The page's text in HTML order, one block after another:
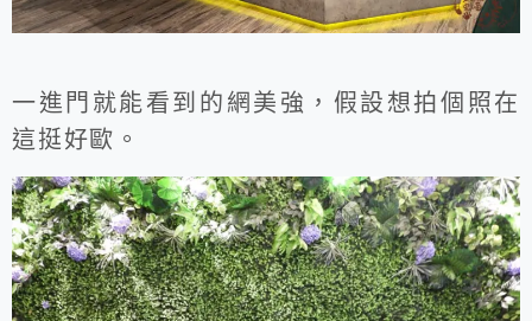
一進門就能看到的網美強，假設想拍個照在
這挺好歐。